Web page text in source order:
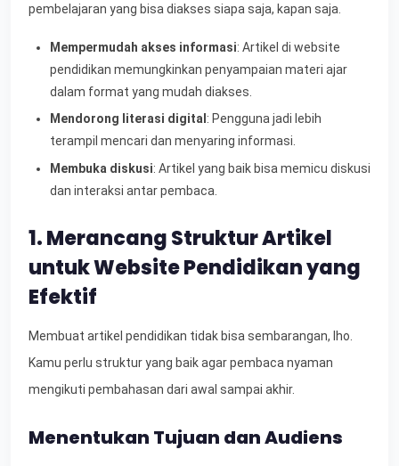
pembelajaran yang bisa diakses siapa saja, kapan saja.
Mempermudah akses informasi: Artikel di website
pendidikan memungkinkan penyampaian materi ajar
dalam format yang mudah diakses.
Mendorong literasi digital : Pengguna jadi lebih
terampil mencari dan menyaring informasi.
Membuka diskusi: Artikel yang baik bisa memicu diskusi
dan interaksi antar pembaca.
1. Merancang Struktur Artikel
untuk Website Pendidikan yang
Efektif
Membuat artikel pendidikan tidak bisa sembarangan, lho.
Kamu perlu struktur yang baik agar pembaca nyaman
mengikuti pembahasan dari awal sampai akhir.
Menentukan Tujuan dan Audiens